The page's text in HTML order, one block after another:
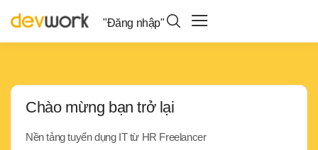
"Đăng nhập"
Chào mừng bạn trở lại
Nền tảng tuyển dụng IT từ HR Freelancer